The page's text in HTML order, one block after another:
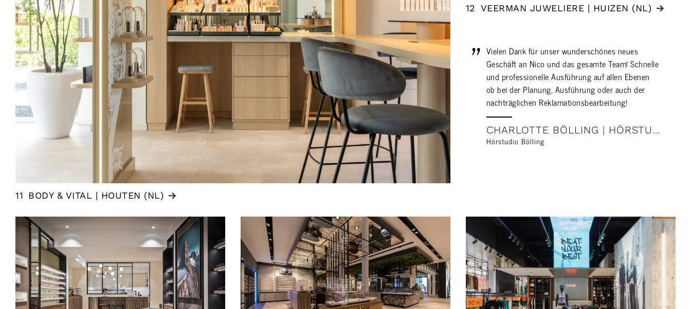
11 BODY & VITAL | HOUTEN (NL)
12 VEERMAN JUWELIERE | HUIZEN (NL)
Vielen Dank für unser wunderschönes neues
Geschäft an Nico und das gesamte Team! Schnelle
und professionelle Ausführung auf allen Ebenen
ob bei der Planung, Ausführung oder auch der
nachträglichen Reklamationsbearbeitung!
CHARLOTTE BÖLLING | HÖRSTUDIO BÖLLING
Hörstudio Bölling